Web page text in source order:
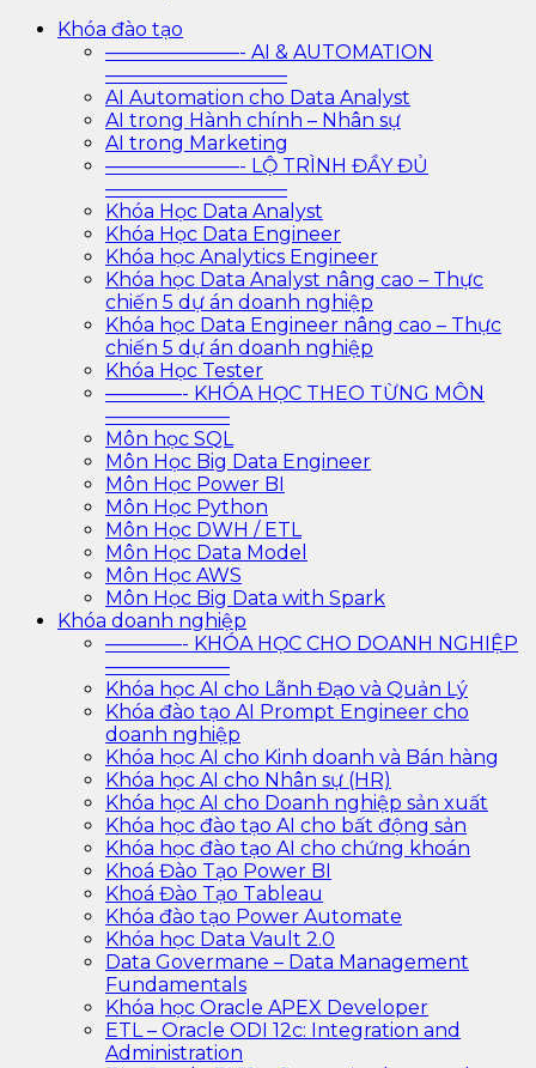
Khóa đào tạo
———————- AI & AUTOMATION
—————————–
AI Automation cho Data Analyst
AI trong Hành chính – Nhân sự
AI trong Marketing
———————- LỘ TRÌNH ĐẦY ĐỦ
—————————–
Khóa Học Data Analyst
Khóa Học Data Engineer
Khóa học Analytics Engineer
Khóa học Data Analyst nâng cao – Thực
chiến 5 dự án doanh nghiệp
Khóa học Data Engineer nâng cao – Thực
chiến 5 dự án doanh nghiệp
Khóa Học Tester
————- KHÓA HỌC THEO TỪNG MÔN
——————–
Môn học SQL
Môn Học Big Data Engineer
Môn Học Power BI
Môn Học Python
Môn Học DWH / ETL
Môn Học Data Model
Môn Học AWS
Môn Học Big Data with Spark
Khóa doanh nghiệp
————- KHÓA HỌC CHO DOANH NGHIỆP
——————–
Khóa học AI cho Lãnh Đạo và Quản Lý
Khóa đào tạo AI Prompt Engineer cho
doanh nghiệp
Khóa học AI cho Kinh doanh và Bán hàng
Khóa học AI cho Nhân sự (HR)
Khóa học AI cho Doanh nghiệp sản xuất
Khóa học đào tạo AI cho bất động sản
Khóa học đào tạo AI cho chứng khoán
Khoá Đào Tạo Power BI
Khoá Đào Tạo Tableau
Khóa đào tạo Power Automate
Khóa học Data Vault 2.0
Data Govermane – Data Management
Fundamentals
Khóa học Oracle APEX Developer
ETL – Oracle ODI 12c: Integration and
Administration